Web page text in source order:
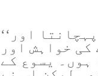
اور‘‘
کی خواہش اور
ہوں۔ یسوع کے